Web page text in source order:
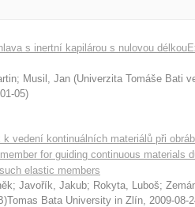
s inertní kapilárou s nulovou
; Musil, Jan (Univerzita Tomáše Bati
05)
k vedení kontinuálních materiálů při
for guiding continuous materials
elastic members
; Javořík, Jakub; Rokyta, Luboš;
Bata University in Zlín, 2009-08-